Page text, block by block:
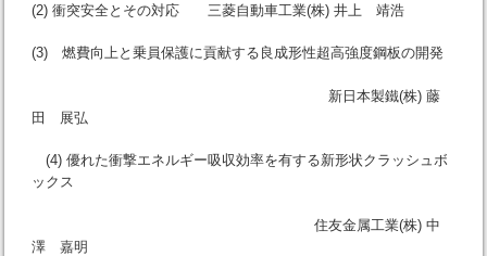
(2) 衝突安全とその対応 三菱自動車工業(株) 井上 靖浩
(3) 燃費向上と乗員保護に貢献する良成形性超高強度鋼板の開発
新日本製鐵(株) 藤
田 展弘
(4) 優れた衝撃エネルギー吸収効率を有する新形状クラッシュボ
ックス
住友金属工業(株) 中
澤 嘉明